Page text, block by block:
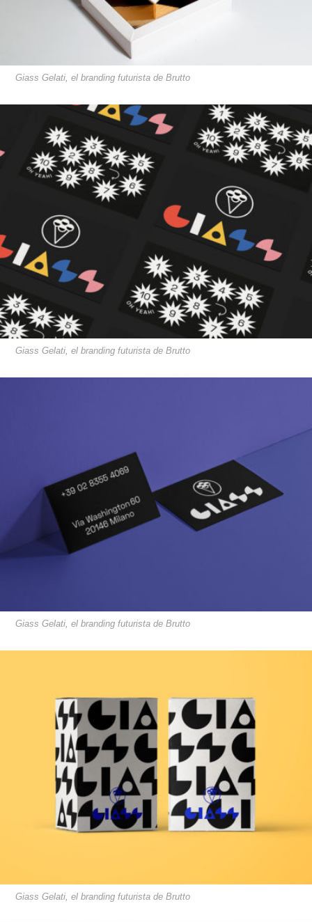
Giass Gelati, el branding futurista de Brutto
Giass Gelati, el branding futurista de Brutto
Giass Gelati, el branding futurista de Brutto
Giass Gelati, el branding futurista de Brutto